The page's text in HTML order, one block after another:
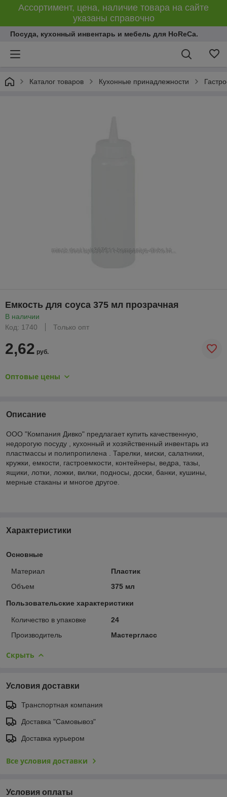
Ассортимент, цена, наличие товара на сайте
указаны справочно
Посуда, кухонный инвентарь и мебель для HoReCa.
Каталог товаров Кухонные принадлежности
Емкость для соуса 375 мл прозрачная
В наличии
Код: 1740
Только опт
2,62 руб.
Оптовые цены
Описание
ООО "Компания Дивко" предлагает купить качественную,
недорогую посуду , кухонный и хозяйственный инвентарь из
пластмассы и полипропилена . Тарелки, миски, салатники,
кружки, емкости, гастроемкости, контейнеры, ведра, тазы,
ящики, лотки, ложки, вилки, подносы, доски, банки, кушины,
мерные стаканы и многое другое.
Характеристики
Основные
Материал
Пластик
Объем
375 мл
Пользовательские характеристики
Количество в упаковке
24
Производитель
Мастергласс
Скрыть
Условия доставки
Транспортная компания
Доставка "Самовывоз"
Доставка курьером
Все условия доставки
Условия оплаты